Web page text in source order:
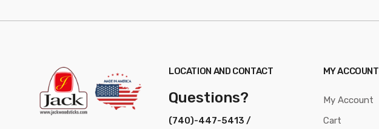
LOCATION AND CONTACT
Questions?
(740)-447-5413 /
MY ACCOUNT
My Account
Cart